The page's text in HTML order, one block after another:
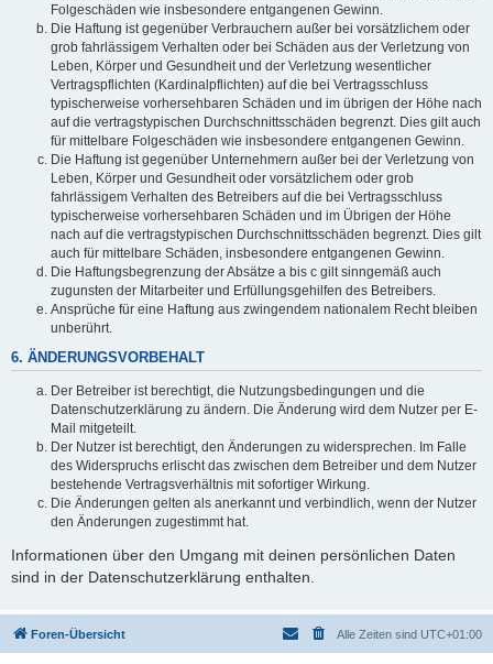
Folgeschäden wie insbesondere entgangenen Gewinn.
Die Haftung ist gegenüber Verbrauchern außer bei vorsätzlichem oder
grob fahrlässigem Verhalten oder bei Schäden aus der Verletzung von
Leben, Körper und Gesundheit und der Verletzung wesentlicher
Vertragspflichten (Kardinalpflichten) auf die bei Vertragsschluss
typischerweise vorhersehbaren Schäden und im übrigen der Höhe nach
auf die vertragstypischen Durchschnittsschäden begrenzt. Dies gilt auch
für mittelbare Folgeschäden wie insbesondere entgangenen Gewinn.
Die Haftung ist gegenüber Unternehmern außer bei der Verletzung von
Leben, Körper und Gesundheit oder vorsätzlichem oder grob
fahrlässigem Verhalten des Betreibers auf die bei Vertragsschluss
typischerweise vorhersehbaren Schäden und im Übrigen der Höhe
nach auf die vertragstypischen Durchschnittsschäden begrenzt. Dies gilt
auch für mittelbare Schäden, insbesondere entgangenen Gewinn.
Die Haftungsbegrenzung der Absätze a bis c gilt sinngemäß auch
zugunsten der Mitarbeiter und Erfüllungsgehilfen des Betreibers.
Ansprüche für eine Haftung aus zwingendem nationalem Recht bleiben
unberührt.
6. ÄNDERUNGSVORBEHALT
Der Betreiber ist berechtigt, die Nutzungsbedingungen und die
Datenschutzerklärung zu ändern. Die Änderung wird dem Nutzer per E-
Mail mitgeteilt.
Der Nutzer ist berechtigt, den Änderungen zu widersprechen. Im Falle
des Widerspruchs erlischt das zwischen dem Betreiber und dem Nutzer
bestehende Vertragsverhältnis mit sofortiger Wirkung.
Die Änderungen gelten als anerkannt und verbindlich, wenn der Nutzer
den Änderungen zugestimmt hat.
Informationen über den Umgang mit deinen persönlichen Daten
sind in der Datenschutzerklärung enthalten.
Foren-Übersicht Alle Zeiten sind UTC+01:00